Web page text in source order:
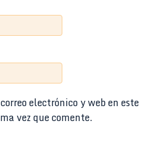
electrónico y web en este
vez que comente.